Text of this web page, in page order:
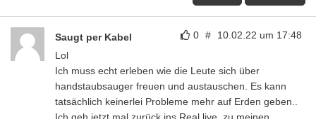
0 # 10.02.22 um 17:48
Saugt per Kabel
Lol
Ich muss echt erleben wie die Leute sich über
handstaubsauger freuen und austauschen. Es kann
tatsächlich keinerlei Probleme mehr auf Erden geben..